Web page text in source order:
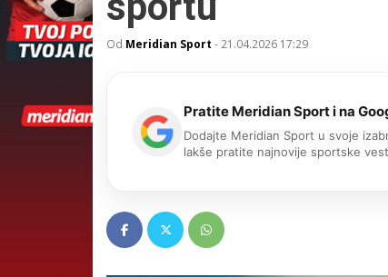
Od Meridian Sport - 21.04.2026 17:29
Pratite Meridian Sport i na
Dodajte Meridian Sport u svoje
lakše pratite najnovije sportske